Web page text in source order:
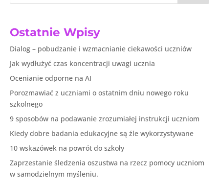
Ostatnie Wpisy
Dialog – pobudzanie i wzmacnianie ciekawości uczniów
Jak wydłużyć czas koncentracji uwagi ucznia
Ocenianie odporne na AI
Porozmawiać z uczniami o ostatnim dniu nowego roku
szkolnego
9 sposobów na podawanie zrozumiałej instrukcji uczniom
Kiedy dobre badania edukacyjne są źle wykorzystywane
10 wskazówek na powrót do szkoły
Zaprzestanie śledzenia oszustwa na rzecz pomocy uczniom
w samodzielnym myśleniu.